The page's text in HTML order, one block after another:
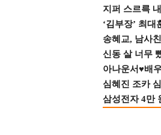
지퍼 스르륵
‘김부장’ 최
송혜교, 남사
신동 살 너무
아나운서♥배
심혜진 조카
삼성전자 4만